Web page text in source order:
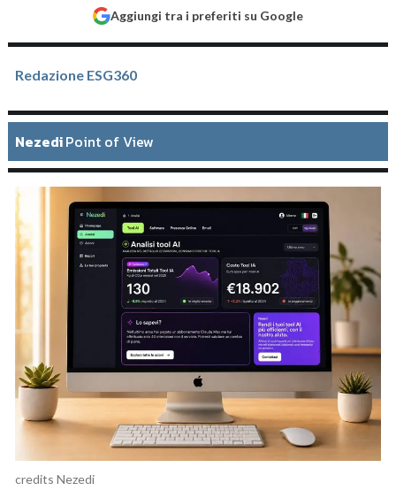
Aggiungi tra i preferiti su Google
Redazione ESG360
NezediPoint of View
credits Nezedi